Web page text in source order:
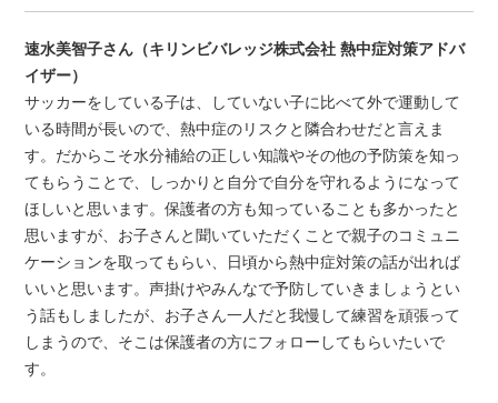
速水美智子さん（キリンビバレッジ株式会社 熱中症対策アドバ
イザー）
サッカーをしている子は、していない子に比べて外で運動して
いる時間が長いので、熱中症のリスクと隣合わせだと言えま
す。だからこそ水分補給の正しい知識やその他の予防策を知っ
てもらうことで、しっかりと自分で自分を守れるようになって
ほしいと思います。保護者の方も知っていることも多かったと
思いますが、お子さんと聞いていただくことで親子のコミュニ
ケーションを取ってもらい、日頃から熱中症対策の話が出れば
いいと思います。声掛けやみんなで予防していきましょうとい
う話もしましたが、お子さん一人だと我慢して練習を頑張って
しまうので、そこは保護者の方にフォローしてもらいたいで
す。